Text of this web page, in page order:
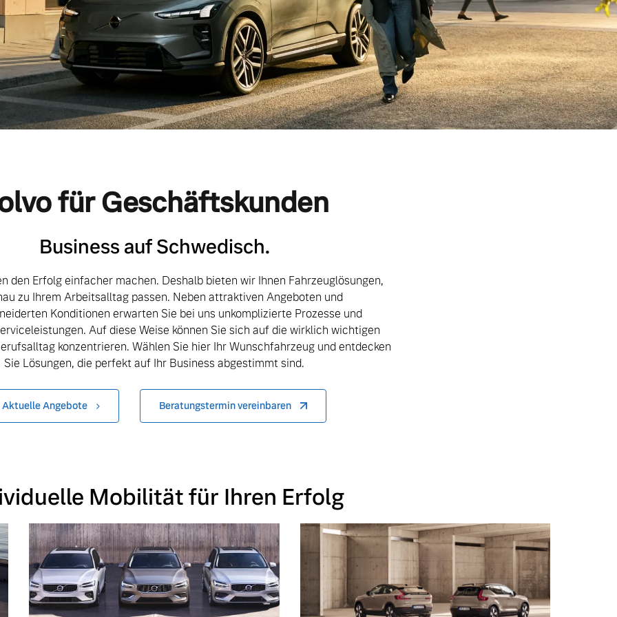
Original Volvo Winter- und Sommer Kompletträder.
für Geschäftskunden
Business auf Schwedisch.
den Erfolg einfacher machen. Deshalb bieten wir Ihnen Fahrzeuglösungen,
zu Ihrem Arbeitsalltag passen. Neben attraktiven Angeboten und
Konditionen erwarten Sie bei uns unkomplizierte Prozesse und
Auf diese Weise können Sie sich auf die wirklich wichtigen
konzentrieren. Wählen Sie hier Ihr Wunschfahrzeug und entdecken
Sie Lösungen, die perfekt auf Ihr Business abgestimmt sind.
Aktuelle Angebote Beratungstermin vereinbaren
Mobilität für Ihren Erfolg